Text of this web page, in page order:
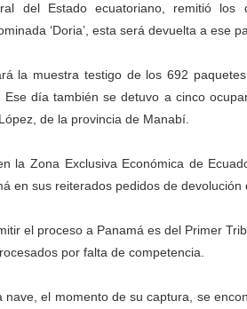
del Estado ecuatoriano, remitió los
‘Doria’, esta será devuelta a ese
la muestra testigo de los 692
Ese día también se detuvo a cinco
de la provincia de Manabí.
la Zona Exclusiva Económica de
en sus reiterados pedidos de
el proceso a Panamá es del Primer
por falta de competencia.
nave, el momento de su captura, se